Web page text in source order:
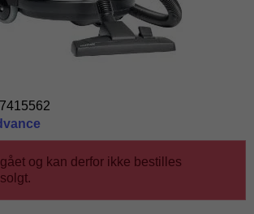
og kan derfor ikke bestilles